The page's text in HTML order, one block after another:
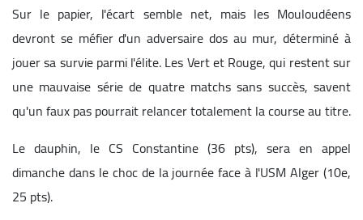
Sur le papier, l'écart semble net, mais les Mouloudéens
devront se méfier d'un adversaire dos au mur, déterminé à
jouer sa survie parmi l'élite. Les Vert et Rouge, qui restent sur
une mauvaise série de quatre matchs sans succès, savent
qu'un faux pas pourrait relancer totalement la course au titre.
Le dauphin, le CS Constantine (36 pts), sera en appel
dimanche dans le choc de la journée face à l'USM Alger (10e,
25 pts).